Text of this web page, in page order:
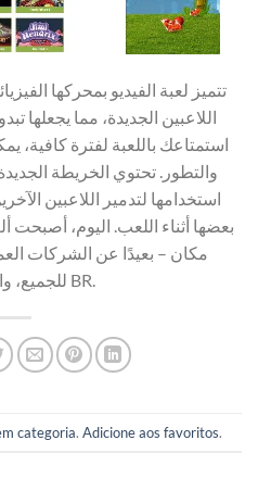
تتميز لعبة الفيديو بمحركها
اللاعبين الجديدة، مما يجعلها
استمتاعك باللعبة لفترة كافية،
والتطور. تحتوي الخريطة
استخدامها لتدمير اللاعبين
بعضها أثناء اللعب. اليوم،
مكان – بعيدًا عن الشركات
للجميع، والتي تظهر في ألعاب غير تابعة لـ BR.
categoria. Adicione aos favoritos.